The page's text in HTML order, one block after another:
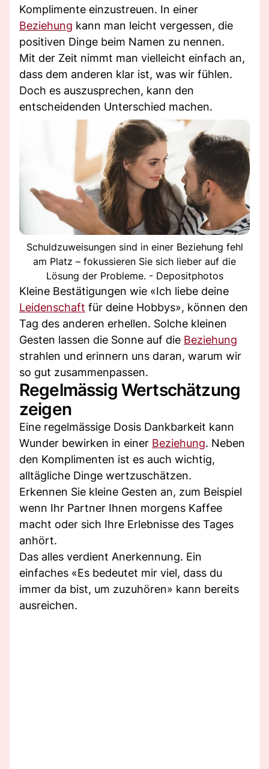
Komplimente einzustreuen. In einer
Beziehung kann man leicht vergessen, die
positiven Dinge beim Namen zu nennen.
Mit der Zeit nimmt man vielleicht einfach an,
dass dem anderen klar ist, was wir fühlen.
Doch es auszusprechen, kann den
entscheidenden Unterschied machen.
Schuldzuweisungen sind in einer Beziehung fehl
am Platz – fokussieren Sie sich lieber auf die
Lösung der Probleme. - Depositphotos
Kleine Bestätigungen wie «Ich liebe deine
Leidenschaft für deine Hobbys», können den
Tag des anderen erhellen. Solche kleinen
Gesten lassen die Sonne auf die Beziehung
strahlen und erinnern uns daran, warum wir
so gut zusammenpassen.
Regelmässig Wertschätzung
zeigen
Eine regelmässige Dosis Dankbarkeit kann
Wunder bewirken in einer Beziehung. Neben
den Komplimenten ist es auch wichtig,
alltägliche Dinge wertzuschätzen.
Erkennen Sie kleine Gesten an, zum Beispiel
wenn Ihr Partner Ihnen morgens Kaffee
macht oder sich Ihre Erlebnisse des Tages
anhört.
Das alles verdient Anerkennung. Ein
einfaches «Es bedeutet mir viel, dass du
immer da bist, um zuzuhören» kann bereits
ausreichen.